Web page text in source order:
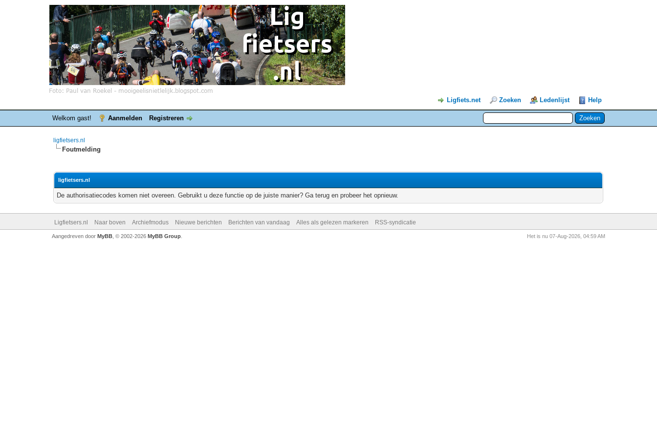
Ligfiets.net Zoeken Ledenlijst Help
Welkom gast! Aanmelden Registreren
ligfietsers.nl
Foutmelding
ligfietsers.nl
De authorisatiecodes komen niet overeen. Gebruikt u deze functie op de juiste manier? Ga terug en probeer het opnieuw.
Ligfietsers.nl Naar boven Archiefmodus Nieuwe berichten Berichten van vandaag Alles als gelezen markeren RSS-syndicatie
Het is nu 07-Aug-2026, 04:59 AM
Aangedreven door MyBB, © 2002-2026 MyBB Group.